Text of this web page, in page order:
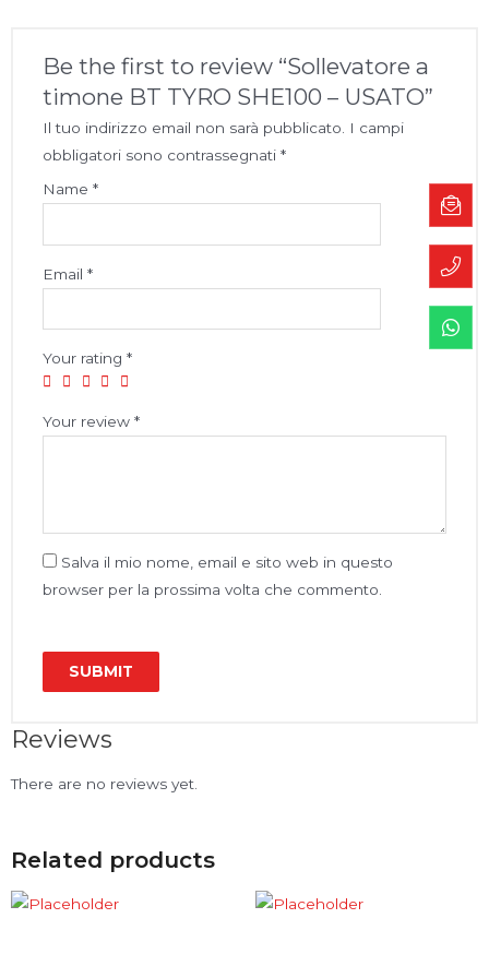
Reviews
There are no reviews yet.
Be the first to review “Sollevatore a
timone BT TYRO SHE100 – USATO”
Il tuo indirizzo email non sarà pubblicato. I campi
obbligatori sono contrassegnati*
Name*
Email*
Your rating*
Your review*
Salva il mio nome, email e sito web in questo
browser per la prossima volta che commento.
Related products